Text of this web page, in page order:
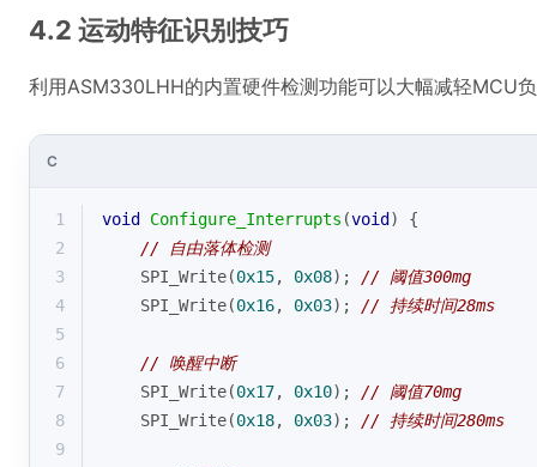
4.2 运动特征识别技巧
利用ASM330LHH的内置硬件检测功能可以大幅减轻MCU
C
1 void Configure_Interrupts (void )
{
2
// 自由落体检测
3
    SPI_Write(
0x15, 0x08); // 阈值300mg
4
    SPI_Write(
0x16, 0x03); // 持续时间28ms
5
6
// 唤醒中断
7
    SPI_Write(
0x17, 0x10); // 阈值70mg
8
    SPI_Write(
0x18, 0x03); // 持续时间280ms
9